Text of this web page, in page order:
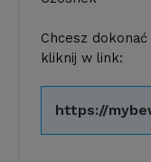
Chcesz
kliknij w link:
https://